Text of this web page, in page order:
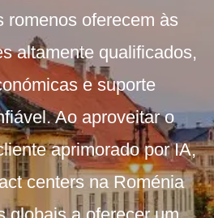
romenos oferecem às
altamente qualificados,
e suporte
Ao aproveitar o
aprimorado por IA,
centers na Roménia